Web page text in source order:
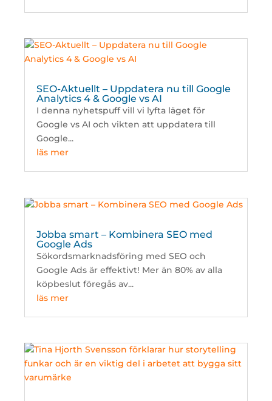
SEO-Aktuellt – Uppdatera nu till Google
Analytics 4 & Google vs AI
I denna nyhetspuff vill vi lyfta läget för
Google vs AI och vikten att uppdatera till
Google...
läs mer
Jobba smart – Kombinera SEO med
Google Ads
Sökordsmarknadsföring med SEO och
Google Ads är effektivt! Mer än 80% av alla
köpbeslut föregås av...
läs mer